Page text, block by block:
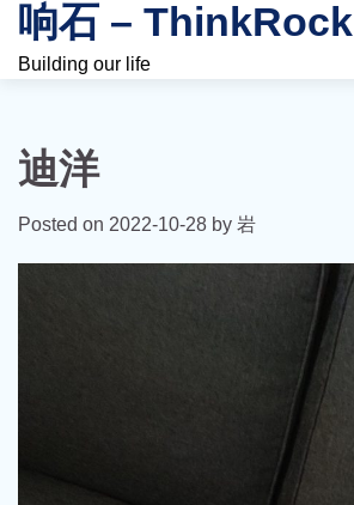
Skip
content
响石 – ThinkRock
Building our life
迪洋
Posted on 2022-10-28 by 岩